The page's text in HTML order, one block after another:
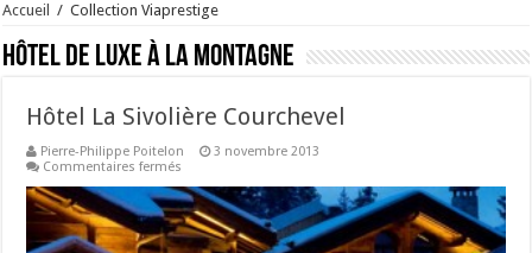
Accueil / Collection Viaprestige
Hôtel de luxe à la montagne
Hôtel La Sivolière Courchevel
Pierre-Philippe Poitelon
3 novembre 2013
Commentaires fermés
La
Sivolière
Courchevel